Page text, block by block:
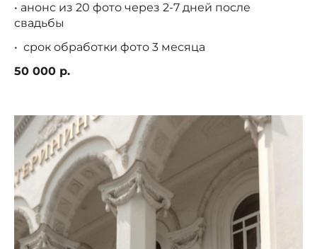
• анонс из 20 фото через 2-7 дней после
свадьбы
• срок обработки фото 3 месяца
50 000 р.